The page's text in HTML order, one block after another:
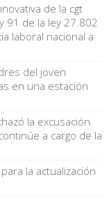
de la cgt
91 de la ley 27.802
laboral nacional a
del joven
en una estación
la excusación
a cargo de la
la actualización